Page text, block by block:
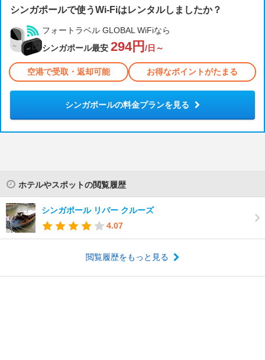
シンガポールで使うWi-Fiはレンタルしましたか？
フォートラベル GLOBAL WiFiなら
シンガポール最安 294円 /日～
空港で受取・返却可能 お得なポイントがたまる
シンガポールの料金プランを見る
ホテルやスポットの閲覧履歴
シンガポール リバー クルーズ
4.07
閲覧履歴をもっと見る